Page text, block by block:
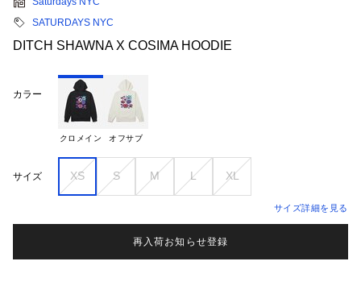
SATURDAYS NYC
DITCH SHAWNA X COSIMA HOODIE
カラー
クロメイン オフサブ
サイズ XS S M L XL
サイズ詳細を見る
再入荷お知らせ登録